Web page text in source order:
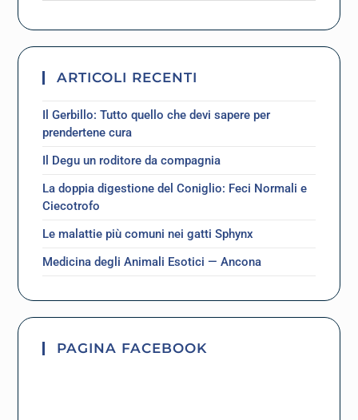
ARTICOLI RECENTI
Il Gerbillo: Tutto quello che devi sapere per
prendertene cura
Il Degu un roditore da compagnia
La doppia digestione del Coniglio: Feci Normali e
Ciecotrofo
Le malattie più comuni nei gatti Sphynx
Medicina degli Animali Esotici — Ancona
PAGINA FACEBOOK